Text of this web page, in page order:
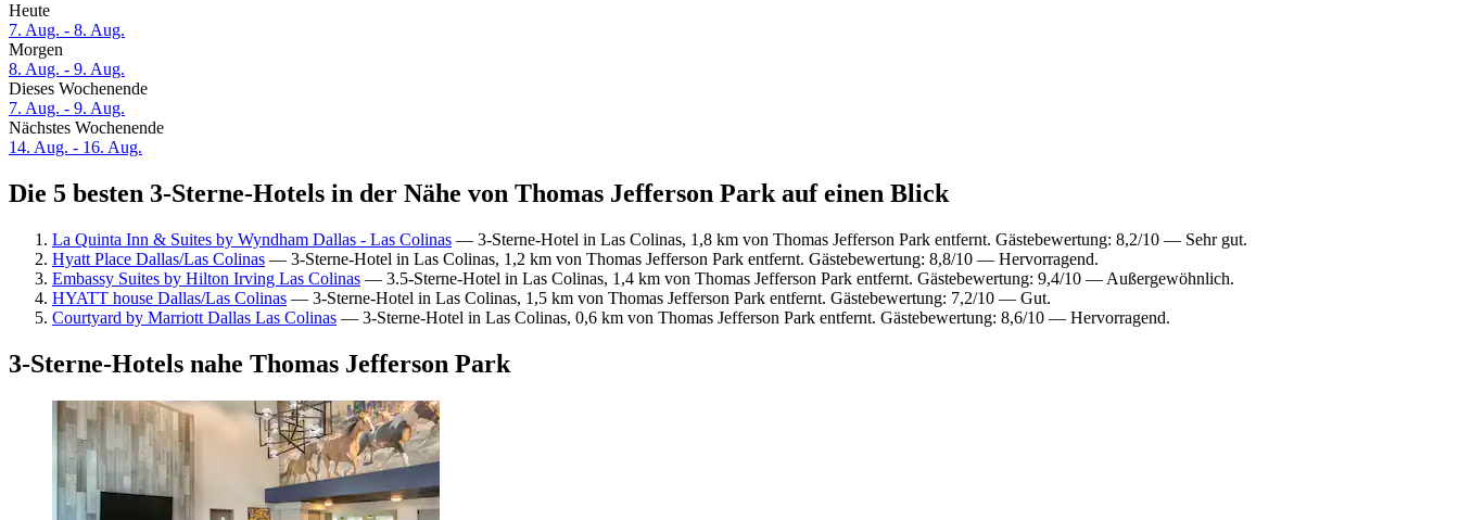
Heute
7. Aug. - 8. Aug.
Morgen
8. Aug. - 9. Aug.
Dieses Wochenende
7. Aug. - 9. Aug.
Nächstes Wochenende
14. Aug. - 16. Aug.
Die 5 besten 3-Sterne-Hotels in der Nähe von Thomas Jefferson Park auf einen Blick
La Quinta Inn & Suites by Wyndham Dallas - Las Colinas — 3-Sterne-Hotel in Las Colinas, 1,8 km von Thomas Jefferson Park entfernt. Gästebewertung: 8,2/10 — Sehr gut.
Hyatt Place Dallas/Las Colinas — 3-Sterne-Hotel in Las Colinas, 1,2 km von Thomas Jefferson Park entfernt. Gästebewertung: 8,8/10 — Hervorragend.
Embassy Suites by Hilton Irving Las Colinas — 3.5-Sterne-Hotel in Las Colinas, 1,4 km von Thomas Jefferson Park entfernt. Gästebewertung: 9,4/10 — Außergewöhnlich.
HYATT house Dallas/Las Colinas — 3-Sterne-Hotel in Las Colinas, 1,5 km von Thomas Jefferson Park entfernt. Gästebewertung: 7,2/10 — Gut.
Courtyard by Marriott Dallas Las Colinas — 3-Sterne-Hotel in Las Colinas, 0,6 km von Thomas Jefferson Park entfernt. Gästebewertung: 8,6/10 — Hervorragend.
3-Sterne-Hotels nahe Thomas Jefferson Park